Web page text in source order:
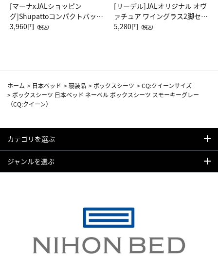
[マーナxJALショッピン
グ]Shupattoコンパクトバッグ
Drop JAL客室乗務員（LC）ス
3,960円 （税込）
[リーデル]JALオリジナル オヴ
ァチュア ワイングラス2脚セッ
ト（レッドワイン）
5,280円 （税込）
ホーム > 日本ベッド >寝装品 > ボックスシーツ >CQ:クイーンサイズ
> ボックスシーツ 日本ベッド ネーベル ボックスシーツ スモーキーグレー
（CQ:クイーン）
カテゴリを選ぶ
ジャンルを選ぶ